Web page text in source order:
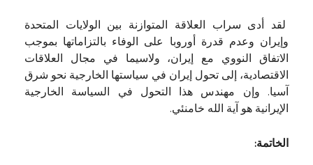
لقد أدى سراب العلاقة المتوازنة بين الولايات المتحدة
وإيران وعدم قدرة أوروبا على الوفاء بالتزاماتها بموجب
الاتفاق النووي مع إيران، ولاسيما في مجال العلاقات
الاقتصادية، إلى تحول إيران في سياستها الخارجية نحو شرق
آسيا. وإن مهندس هذا التحول في السياسة الخارجية
الإيرانية هو آية الله خامنئي.
الخاتمة: